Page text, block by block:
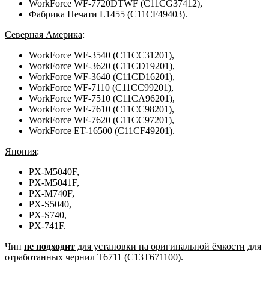
WorkForce WF-7720DTWF (C11CG37412),
Фабрика Печати L1455 (C11CF49403).
Северная Америка:
WorkForce WF-3540 (C11CC31201),
WorkForce WF-3620 (C11CD19201),
WorkForce WF-3640 (C11CD16201),
WorkForce WF-7110 (C11CC99201),
WorkForce WF-7510 (C11CA96201),
WorkForce WF-7610 (C11CC98201),
WorkForce WF-7620 (C11CC97201),
WorkForce ET-16500 (C11CF49201).
Япония:
PX-M5040F,
PX-M5041F,
PX-M740F,
PX-S5040,
PX-S740,
PX-741F.
Чип не подходит для установки на оригинальной ёмкости для
отработанных чернил T6711 (C13T671100).